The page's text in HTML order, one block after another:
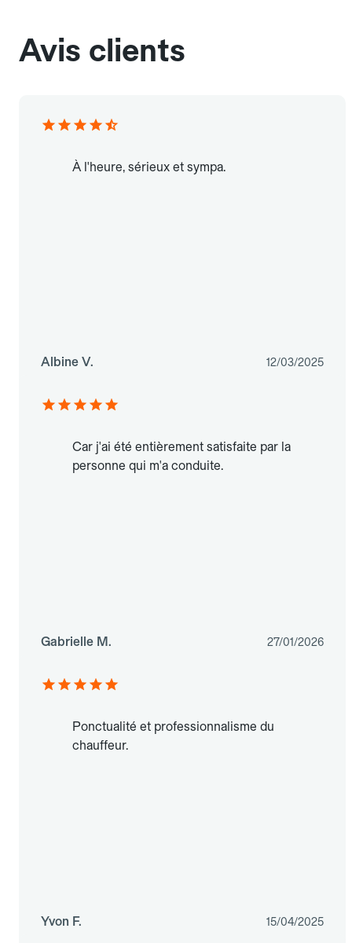
Avis clients
À l'heure, sérieux et sympa.
Albine V. 12/03/2025
Car j'ai été entièrement satisfaite par la
personne qui m'a conduite.
Gabrielle M. 27/01/2026
Ponctualité et professionnalisme du
chauffeur.
Yvon F. 15/04/2025